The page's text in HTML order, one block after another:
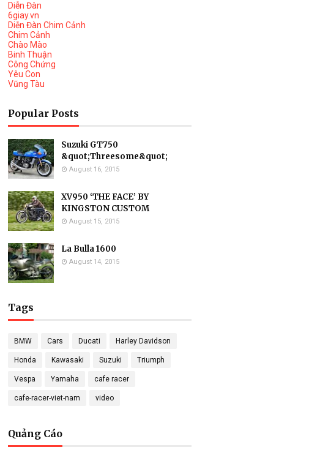
Diễn Đàn
6giay.vn
Diễn Đàn Chim Cảnh
Chim Cảnh
Chào Mào
Binh Thuận
Công Chứng
Yêu Con
Vũng Tàu
Popular Posts
Suzuki GT750
&quot;Threesome&quot;
August 16, 2015
XV950 ‘THE FACE’ BY
KINGSTON CUSTOM
August 15, 2015
La Bulla 1600
August 14, 2015
Tags
BMW Cars Ducati Harley Davidson
Honda Kawasaki Suzuki Triumph
Vespa Yamaha cafe racer
cafe-racer-viet-nam video
Quảng Cáo